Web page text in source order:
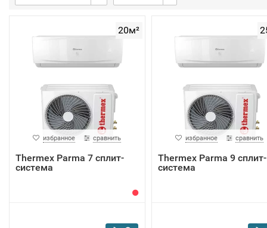
20м²
избранное сравнить
Thermex Parma 7 сплит-
система
избранное сравнить
Thermex Parma 9 сплит-
система